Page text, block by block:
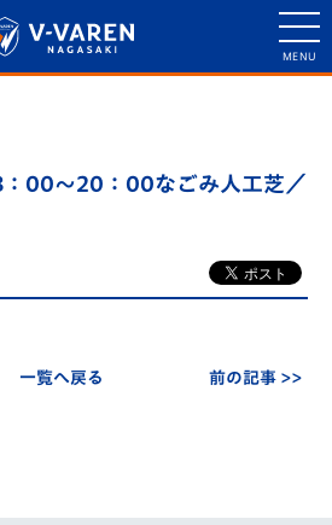
00～20：00なごみ人工芝／
一覧へ戻る 前の記事 >>